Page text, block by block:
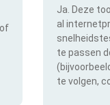
Ja. Deze
al
te passen
te volgen,